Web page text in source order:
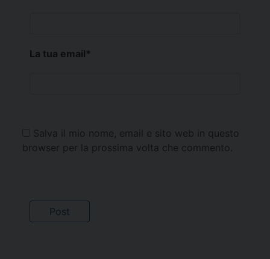
La tua email*
Salva il mio nome, email e sito web in questo
browser per la prossima volta che commento.